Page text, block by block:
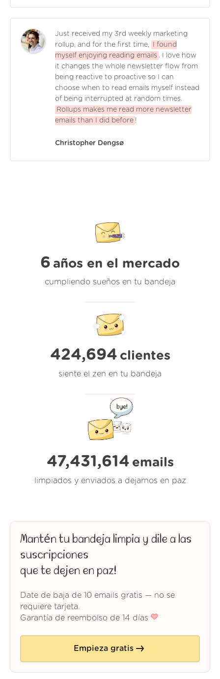
Just received my 3rd weekly marketing
rollup, and for the first time,
I found
myself enjoying reading emails
. I love how
it changes the whole newsletter flow from
being reactive to proactive so I can
choose when to read emails myself instead
of being interrupted at random times.
Rollups makes me read more newsletter
emails than I did before !
Christopher Dengsø
6 años en el mercado
cumpliendo sueños en tu bandeja
424,694 clientes
siente el zen en tu bandeja
47,431,614 emails
limpiados y enviados a dejarnos en paz
Mantén tu bandeja limpia y dile a las
suscripciones
que te dejen en paz!
Date de baja de 10 emails gratis — no se
requiere tarjeta.
Garantía de reembolso de 14 días
Empieza gratis